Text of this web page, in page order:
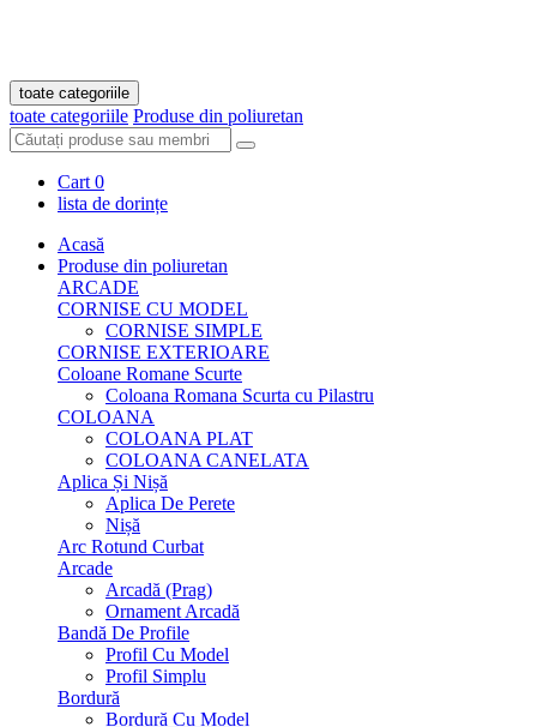
toate categoriile
toate categoriile Produse din poliuretan
Cart 0
lista de dorințe
Acasă
Produse din poliuretan
ARCADE
CORNISE CU MODEL
CORNISE SIMPLE
CORNISE EXTERIOARE
Coloane Romane Scurte
Coloana Romana Scurta cu Pilastru
COLOANA
COLOANA PLAT
COLOANA CANELATA
Aplica Și Nișă
Aplica De Perete
Nișă
Arc Rotund Curbat
Arcade
Arcadă (Prag)
Ornament Arcadă
Bandă De Profile
Profil Cu Model
Profil Simplu
Bordură
Bordură Cu Model